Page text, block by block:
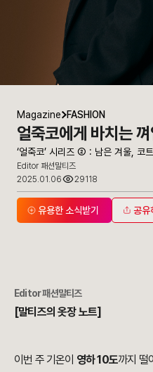
Magazine FASHION
얼죽코에게 바치는
‘얼죽코’ 시리즈 ② : 남은 겨울, 코
Editor 패션말티즈
2025.01.06
29118
유용한 소식받기 공유
Editor 패션말티즈
[말티즈의 옷장 노트]
이번 주 기온이 영하 10도까지 떨